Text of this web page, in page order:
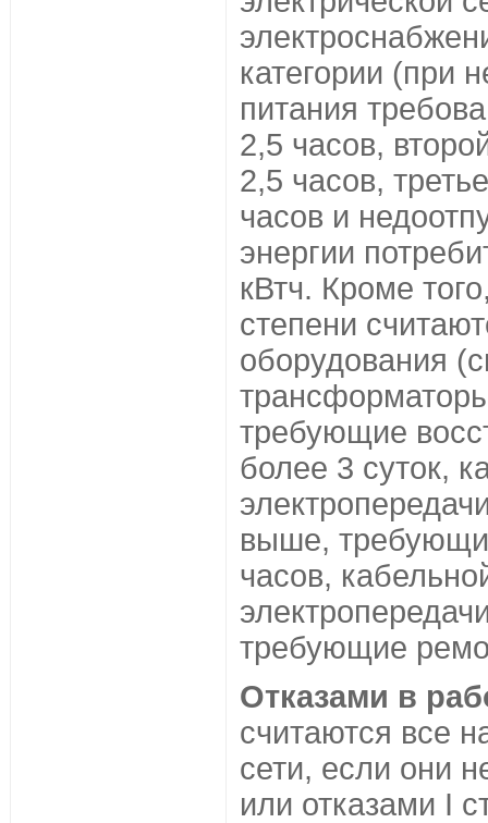
категории (при
питания
2,5 часов,
2,5 часов,
часов и
энергии
кВтч. Кроме
степени
оборудования
требующие
более 3 суток,
выше,
часов,
требующие
Отказами в
считаются все
сети, если они
или отказами I